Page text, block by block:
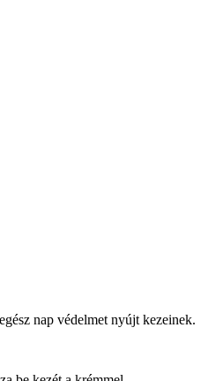
nap védelmet nyújt kezeinek.